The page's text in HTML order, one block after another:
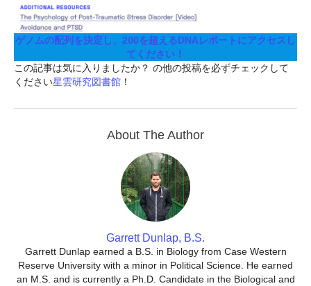
ゲノムの配列を決定し、200を超えるDNAレポートにアクセスし
てください！
この記事は気に入りましたか？ の他の投稿を必ずチェックして
ください星雲研究図書館 ！
About The Author
Garrett Dunlap, B.S.
Garrett Dunlap earned a B.S. in Biology from Case Western
Reserve University with a minor in Political Science. He earned
an M.S. and is currently a Ph.D. Candidate in the Biological and